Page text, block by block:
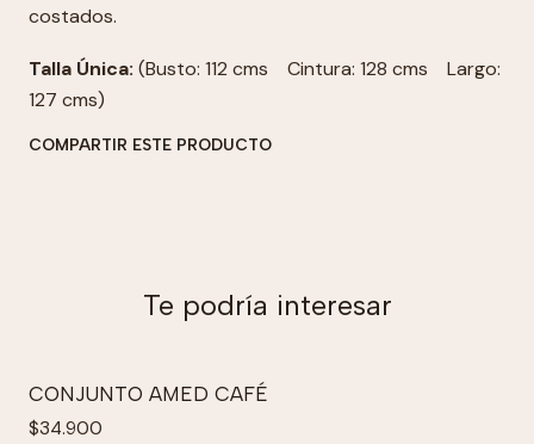
costados.
Talla Única: (Busto: 112 cms Cintura: 128 cms Largo:
127 cms)
COMPARTIR ESTE PRODUCTO
Te podría interesar
CONJUNTO AMED CAFÉ
$34.900